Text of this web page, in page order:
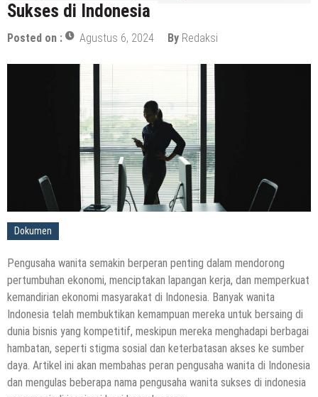
Sukses di Indonesia
Posted on : Agustus 6, 2024 By Redaksi
Dokumen
Pengusaha wanita semakin berperan penting dalam mendorong
pertumbuhan ekonomi, menciptakan lapangan kerja, dan memperkuat
kemandirian ekonomi masyarakat di Indonesia. Banyak wanita
Indonesia telah membuktikan kemampuan mereka untuk bersaing di
dunia bisnis yang kompetitif, meskipun mereka menghadapi berbagai
hambatan, seperti stigma sosial dan keterbatasan akses ke sumber
daya. Artikel ini akan membahas peran pengusaha wanita di Indonesia
dan mengulas beberapa nama pengusaha wanita sukses di indonesia